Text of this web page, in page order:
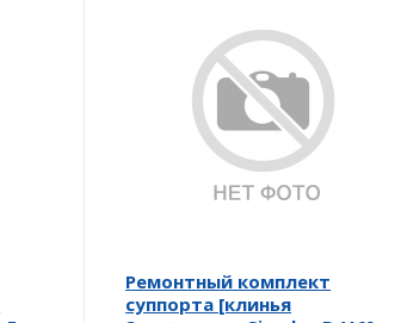
Ремонтный комплект
суппорта [клинья